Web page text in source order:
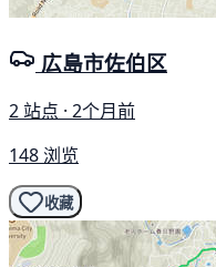
広島市佐伯区
2 站点 · 2个月前
148 浏览
收藏